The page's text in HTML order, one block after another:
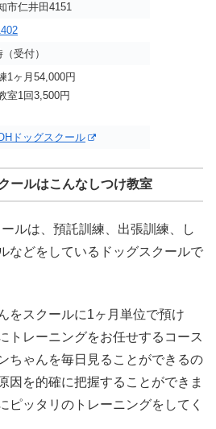
市仁井田4151
受付）
1ヶ月54,000円
室1回3,500円
ドッグスクール
ールはこんなしつけ教室
ルは、預託訓練、出張訓練、し
などをしているドッグスクールで
をスクールに1ヶ月単位で預け
トレーニングをお任せするコース
ちゃんを毎日見ることができるの
因を的確に把握することができま
ピッタリのトレーニングをしてく